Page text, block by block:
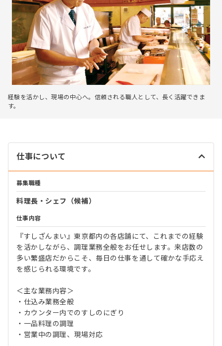
経験を活かし、現場の中心へ。信頼される職人として、長く活躍できま
す。
仕事について
募集職種
料理長・シェフ（候補）
仕事内容
『すしざんまい』東京都内の各店舗にて、これまでの経験
を活かしながら、調理業務全般をお任せします。来店数の
多い繁盛店だからこそ、毎日の仕事を通して確かな手応え
を感じられる環境です。
＜主な業務内容＞
・仕込み業務全般
・カウンター内でのすしのにぎり
・一品料理の調理
・営業中の調理、現場対応